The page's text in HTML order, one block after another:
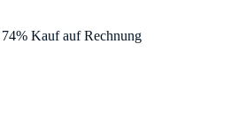
Kauf auf Rechnung